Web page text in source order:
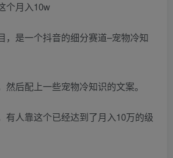
，是一个抖音的细分赛道–宠物冷知
后配上一些宠物冷知识的文案。
有人靠这个已经达到了月入10万的级